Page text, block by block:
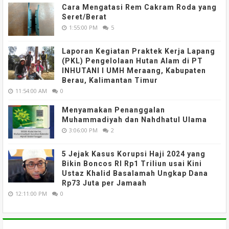
Cara Mengatasi Rem Cakram Roda yang
Seret/Berat
1:55:00 PM 5
Laporan Kegiatan Praktek Kerja Lapang
(PKL) Pengelolaan Hutan Alam di PT
INHUTANI I UMH Meraang, Kabupaten
Berau, Kalimantan Timur
11:54:00 AM 0
Menyamakan Penanggalan
Muhammadiyah dan Nahdhatul Ulama
3:06:00 PM 2
5 Jejak Kasus Korupsi Haji 2024 yang
Bikin Boncos RI Rp1 Triliun usai Kini
Ustaz Khalid Basalamah Ungkap Dana
Rp73 Juta per Jamaah
12:11:00 PM 0